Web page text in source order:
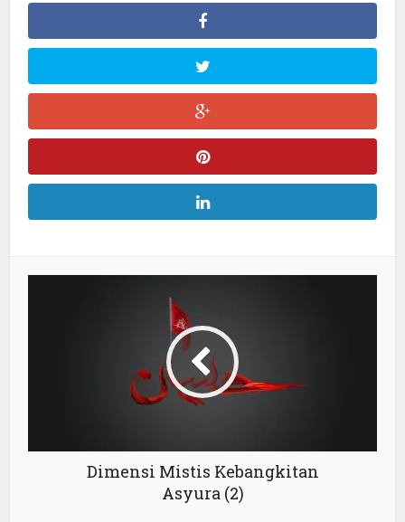
Dimensi Mistis Kebangkitan
Asyura (2)